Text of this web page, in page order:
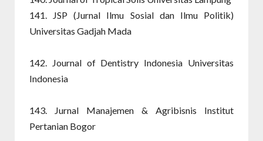
141. JSP (Jurnal Ilmu Sosial dan Ilmu Politik)
Universitas Gadjah Mada
142. Journal of Dentistry Indonesia Universitas
Indonesia
143. Jurnal Manajemen & Agribisnis Institut
Pertanian Bogor